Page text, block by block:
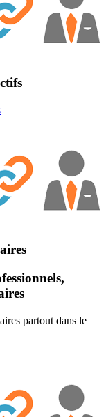
partout dans le